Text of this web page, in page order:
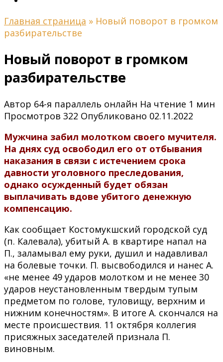
Главная страница » Новый поворот в громком
разбирательстве
Новый поворот в громком
разбирательстве
Автор 64-я параллель онлайн На чтение 1 мин
Просмотров 322 Опубликовано 02.11.2022
Мужчина забил молотком своего мучителя.
На днях суд освободил его от отбывания
наказания в связи с истечением срока
давности уголовного преследования,
однако осужденный будет обязан
выплачивать вдове убитого денежную
компенсацию.
Как сообщает Костомукшский городской суд
(п. Калевала), убитый А. в квартире напал на
П., заламывал ему руки, душил и надавливал
на болевые точки. П. высвободился и нанес А.
«не менее 49 ударов молотком и не менее 30
ударов неустановленным твердым тупым
предметом по голове, туловищу, верхним и
нижним конечностям». В итоге А. скончался на
месте происшествия. 11 октября коллегия
присяжных заседателей признала П.
виновным.